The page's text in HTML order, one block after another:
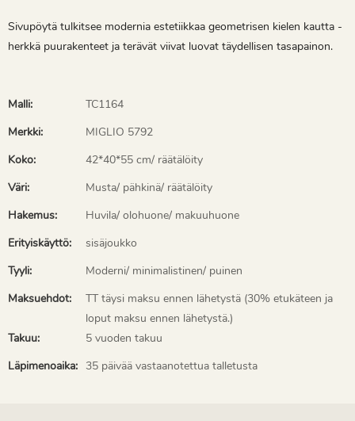
Sivupöytä tulkitsee modernia estetiikkaa geometrisen kielen kautta -
herkkä puurakenteet ja terävät viivat luovat täydellisen tasapainon.
Malli:
TC1164
Merkki:
MIGLIO 5792
Koko:
42*40*55 cm/ räätälöity
Väri:
Musta/ pähkinä/ räätälöity
Hakemus:
Huvila/ olohuone/ makuuhuone
Erityiskäyttö:
sisäjoukko
Tyyli:
Moderni/ minimalistinen/ puinen
Maksuehdot:
TT täysi maksu ennen lähetystä (30% etukäteen ja
loput maksu ennen lähetystä.)
Takuu:
5 vuoden takuu
Läpimenoaika: 35 päivää vastaanotettua talletusta